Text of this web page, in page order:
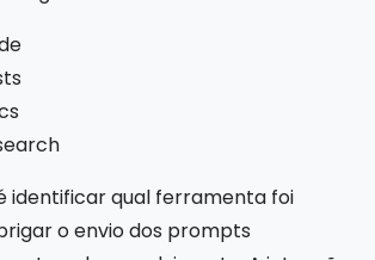
identificar qual ferramenta foi
o envio dos prompts